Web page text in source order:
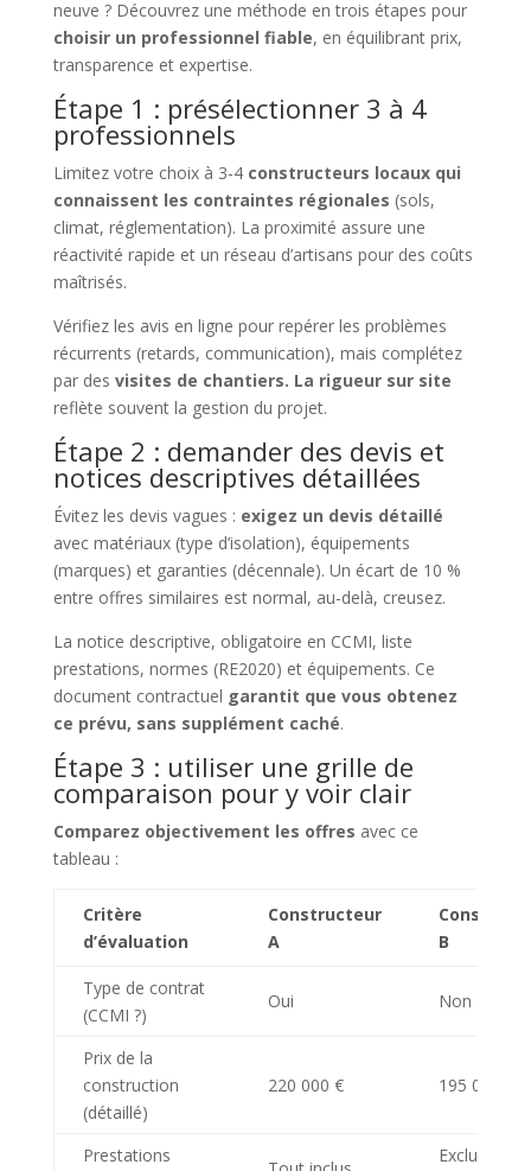
neuve ? Découvrez une méthode en trois étapes pour
choisir un professionnel fiable, en équilibrant prix,
transparence et expertise.
Étape 1 : présélectionner 3 à 4
professionnels
Limitez votre choix à 3-4 constructeurs locaux qui
connaissent les contraintes régionales (sols,
climat, réglementation). La proximité assure une
réactivité rapide et un réseau d’artisans pour des coûts
maîtrisés.
Vérifiez les avis en ligne pour repérer les problèmes
récurrents (retards, communication), mais complétez
par des visites de chantiers. La rigueur sur site
reflète souvent la gestion du projet.
Étape 2 : demander des devis et
notices descriptives détaillées
Évitez les devis vagues : exigez un devis détaillé
avec matériaux (type d’isolation), équipements
(marques) et garanties (décennale). Un écart de 10 %
entre offres similaires est normal, au-delà, creusez.
La notice descriptive, obligatoire en CCMI, liste
prestations, normes (RE2020) et équipements. Ce
document contractuel garantit que vous obtenez
ce prévu, sans supplément caché.
Étape 3 : utiliser une grille de
comparaison pour y voir clair
Comparez objectivement les offres avec ce
tableau :
Critère
d’évaluation
Constructeur
A
B
Type de contrat
(CCMI ?)
Oui Non
Prix de la
construction
(détaillé)
220 000 € 195 000 €
Prestations
Exclut